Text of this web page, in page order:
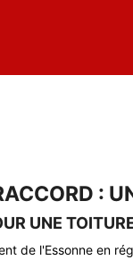
:
UNE
de l'Essonne en